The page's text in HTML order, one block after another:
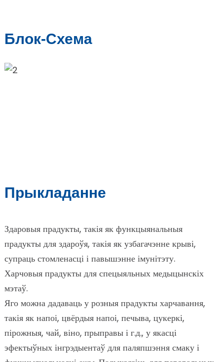
Блок-Схема
Прыкладанне
Здаровыя прадукты, такія як функцыянальныя
прадукты для здароўя, такія як узбагачэнне крыві,
супраць стомленасці і павышэнне імунітэту.
Харчовыя прадукты для спецыяльных медыцынскіх
мэтаў.
Яго можна дадаваць у розныя прадукты харчавання,
такія як напоі, цвёрдыя напоі, печыва, цукеркі,
пірожныя, чай, віно, прыправы і г.д., у якасці
эфектыўных інгрэдыентаў для паляпшэння смаку і